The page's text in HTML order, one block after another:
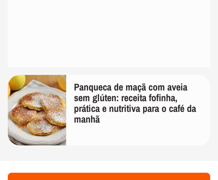
Panqueca de maçã com aveia
sem glúten: receita fofinha,
prática e nutritiva para o café da
manhã